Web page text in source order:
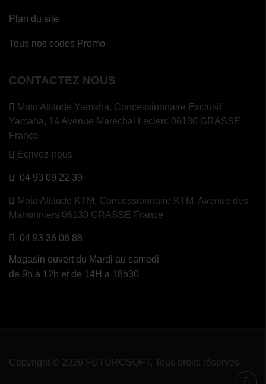
Plan du site
Tous nos codes Promo
CONTACTEZ NOUS
Moto Attitude Yamaha, Concessionnaire Exclusif
Yamaha, 14 Avenue Maréchal Leclerc 06130 GRASSE
France
Ecrivez-nous
04 93 09 22 39
Moto Attitude KTM, Concessionnaire KTM, Avenue des
Marronniers 06130 GRASSE France
04 93 36 06 88
Magasin ouvert du Mardi au samedi
de 9h à 12h et de 14H à 18h30
Copyright © 2026 FUTUROSOFT. Tous droits réservés